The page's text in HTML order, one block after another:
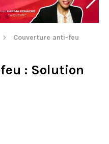
Couverture anti-feu
: Solution